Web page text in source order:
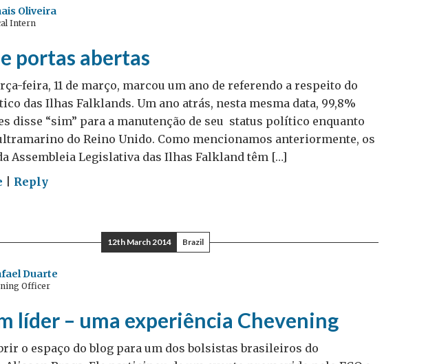
científica
realmente
Oliveira
Intern
portas abertas
feira, 11 de março, marcou um ano de referendo a respeito do
das Ilhas Falklands. Um ano atrás, nesta mesma data, 99,8%
disse “sim” para a manutenção de seu status político enquanto
do Reino Unido. Como mencionamos anteriormente, os
Assembleia Legislativa das Ilhas Falkland têm […]
onReply
12th March 2014 Brazil
Duarte
Officer
líder – uma experiência Chevening
o espaço do blog para um dos bolsistas brasileiros do